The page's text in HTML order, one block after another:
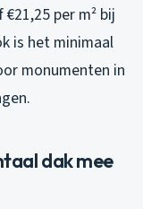
per m² bij
is het minimaal
monumenten in
dak mee